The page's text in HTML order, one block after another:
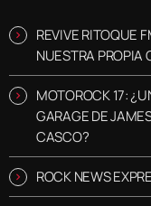
REVIVE RITOQUE
NUESTRA PROPIA
MOTOROCK 17:
GARAGE DE
CASCO?
ROCK NEWS